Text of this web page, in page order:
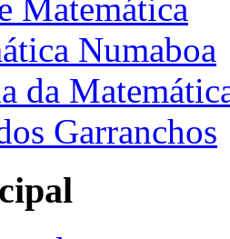
Matemática
Numaboa
da
Garranchos